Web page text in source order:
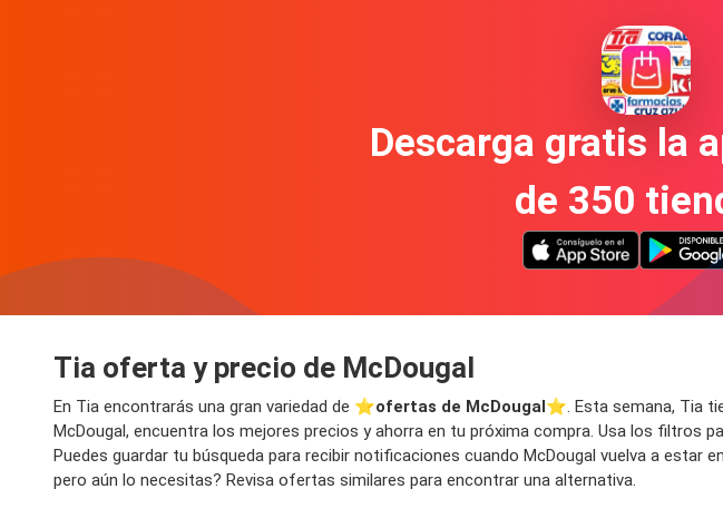
Descarga gratis la
de 350
Tia oferta y precio de McDougal
En Tia encontrarás una gran variedad de ⭐️ofertas de McDougal⭐️. Esta semana, Tia
McDougal, encuentra los mejores precios y ahorra en tu próxima compra. Usa los
Puedes guardar tu búsqueda para recibir notificaciones cuando McDougal vuelva a
pero aún lo necesitas? Revisa ofertas similares para encontrar una alternativa.